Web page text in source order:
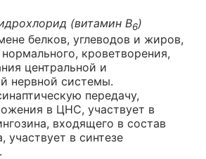
(витамин В6)
белков, углеводов и жиров,
кроветворения,
центральной и
нервной системы.
передачу,
в ЦНС, участвует в
входящего в состав
участвует в синтезе